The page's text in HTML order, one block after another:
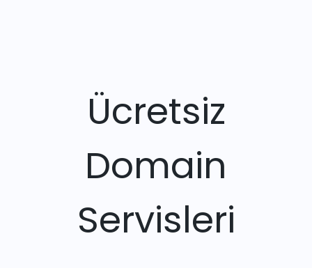
Ücretsiz
Domain
Servisleri